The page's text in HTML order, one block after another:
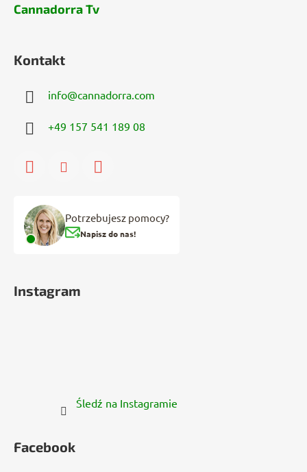
Cannadorra Tv
Kontakt
info@cannadorra.com
+49 157 541 189 08
Potrzebujesz pomocy?
Napisz do nas!
Instagram
Śledź na Instagramie
Facebook